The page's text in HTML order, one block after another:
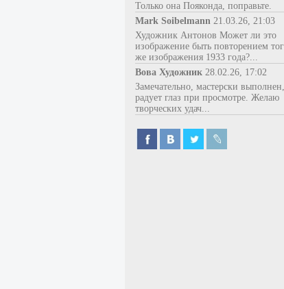
Только она Пояконда, поправьте.
Mark Soibelmann 21.03.26, 21:03
Художник Антонов Может ли это
изображение быть повторением
же изображения 1933 года?...
Вова Художник 28.02.26, 17:02
Замечательно, мастерски выполнен,
радует глаз при просмотре. Желаю
творческих удач...